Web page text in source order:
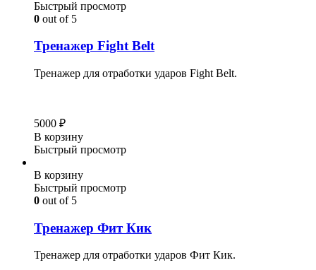
Быстрый просмотр
0 out of 5
Тренажер Fight Belt
Тренажер для отработки ударов Fight Belt.
5000 ₽
В корзину
Быстрый просмотр
В корзину
Быстрый просмотр
0 out of 5
Тренажер Фит Кик
Тренажер для отработки ударов Фит Кик.